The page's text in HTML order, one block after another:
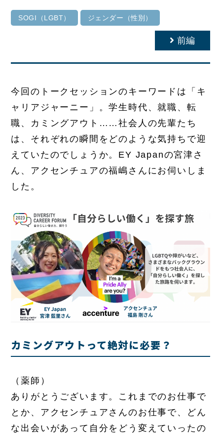
SOGI（LGBT） ジェンダー（性別）
前編
今回のトークセッションのキーワードは「キ
ャリアジャーニー」。学生時代、就職、転
職、カミングアウト……社会人の先輩たち
は、それぞれの瞬間をどのような気持ちで迎
えていたのでしょうか。EY Japanの宮津さ
ん、アクセンチュアの福嶋さんにお伺いしま
した。
カミングアウトって絶対に必要？
（薬師）
ありがとうございます。これまでのお仕事で
とか、アクセンチュアさんのお仕事で、どん
な出会いがあって自分をどう変えていったの